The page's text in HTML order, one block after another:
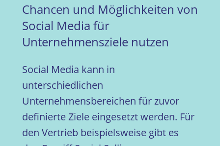
Chancen und Möglichkeiten von
Social Media für
Unternehmensziele nutzen
Social Media kann in
unterschiedlichen
Unternehmensbereichen für zuvor
definierte Ziele eingesetzt werden. Für
den Vertrieb beispielsweise gibt es